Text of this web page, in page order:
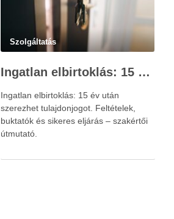
Szolgáltatás
Ingatlan elbirtoklás: 15 év után szerezhet tulajdonjogot – szakértői útmutató
Ingatlan elbirtoklás: 15 év után
szerezhet tulajdonjogot. Feltételek,
buktatók és sikeres eljárás – szakértői
útmutató.